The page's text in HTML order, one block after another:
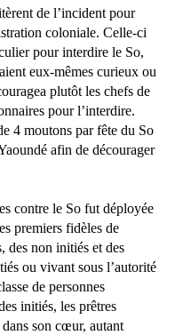
de l’incident pour
coloniale. Celle-ci
pour interdire le So,
eux-mêmes curieux ou
plutôt les chefs de
pour l’interdire.
4 moutons par fête du So
afin de décourager
contre le So fut déployée
premiers fidèles de
des non initiés et des
ou vivant sous l’autorité
de personnes
initiés, les prêtres
son cœur, autant